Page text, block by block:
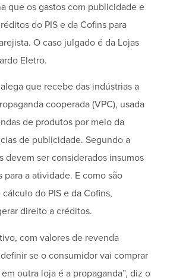
que os gastos com publicidade e
do PIS e da Cofins para
O caso julgado é da Lojas
Eletro.
que recebe das indústrias a
cooperada (VPC), usada
de produtos por meio da
de publicidade. Segundo a
devem ser considerados insumos
para a atividade. E como são
do PIS e da Cofins,
direito a créditos.
com valores de revenda
se o consumidor vai comprar
outra loja é a propaganda”, diz o